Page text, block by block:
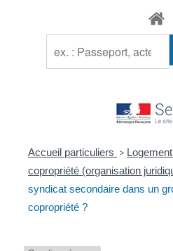
Accueil particuliers > Logement
copropriété (organisation
syndicat secondaire dans un
copropriété ?